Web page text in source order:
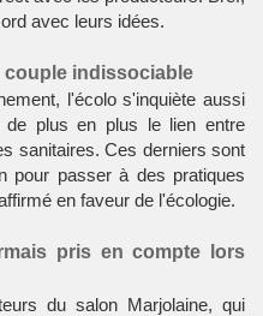
avec leurs idées.
couple indissociable
l'écolo s'inquiète aussi
plus en plus le lien entre
sanitaires. Ces derniers sont
pour passer à des pratiques
en faveur de l'écologie.
pris en compte lors
du salon Marjolaine, qui